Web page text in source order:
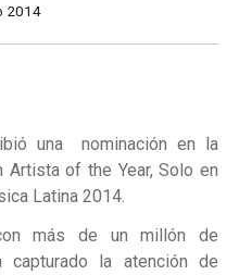
2014
una nominación en la
Artista of the Year, Solo en
Latina 2014.
más de un millón de
la atención de